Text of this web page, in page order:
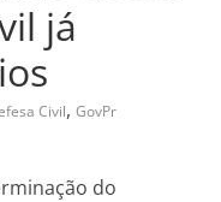
já
Civil,GovPr
do